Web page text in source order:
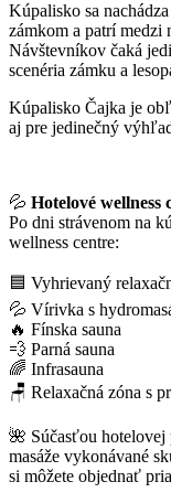
Kúpalisko sa
zámkom a patrí medzi
Návštevníkov čaká
scenéria zámku a
Kúpalisko Čajka je
aj pre jedinečný
💦 Hotelové
Po dni strávenom na
wellness centre:
🟦 Vyhrievaný
💦 Vírivka s
🔥 Fínska sauna
💨 Parná sauna
🌈 Infrasauna
🪑 Relaxačná zóna s
🌺 Súčasťou hotelovej
masáže vykonávané
si môžete objednať